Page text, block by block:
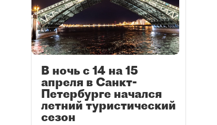
В ночь с 14 на 15
апреля в Санкт-
Петербурге начался
летний туристический
сезон